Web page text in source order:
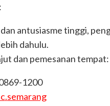
antusiasme tinggi,
dahulu.
dan pemesanan tempat:
1200
.semarang